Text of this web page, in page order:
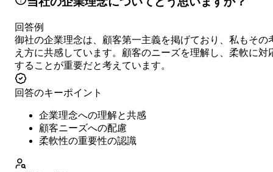
回答例
御社の企業理念は、顧客第一主義を掲げており、私もその
え方に共感しています。顧客のニーズを理解し、柔軟に対
することが重要だと考えています。
回答のキーポイント
企業理念への理解と共感
顧客ニーズへの配慮
柔軟性の重要性の認識